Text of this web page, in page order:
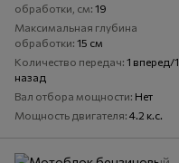
обработки, см 19
Максимальная глубина
обработки 15 см
Количество передач 1 вперед/1
назад
Вал отбора мощности Нет
Мощность двигателя 4.2 к.с.